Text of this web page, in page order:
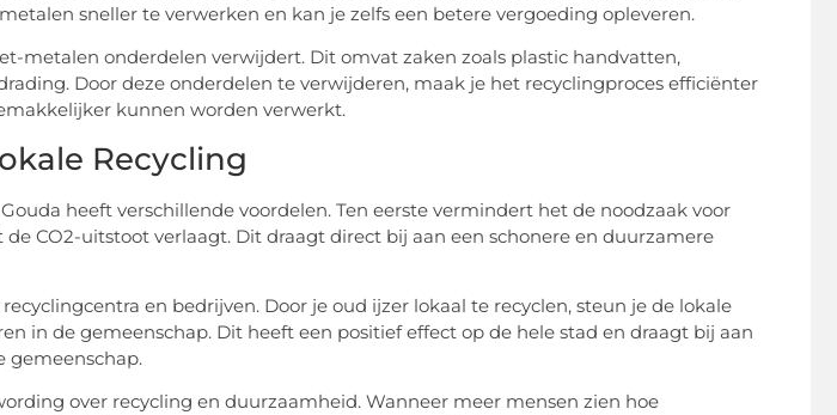
sneller te verwerken en kan je zelfs een betere vergoeding opleveren.
metalen onderdelen verwijdert. Dit omvat zaken zoals plastic handvatten,
Door deze onderdelen te verwijderen, maak je het recyclingproces efficiënter
kunnen worden verwerkt.
Recycling
heeft verschillende voordelen. Ten eerste vermindert het de noodzaak voor
CO2-uitstoot verlaagt. Dit draagt direct bij aan een schonere en duurzamere
en bedrijven. Door je oud ijzer lokaal te recyclen, steun je de lokale
in de gemeenschap. Dit heeft een positief effect op de hele stad en draagt bij aan
gemeenschap.
over recycling en duurzaamheid. Wanneer meer mensen zien hoe